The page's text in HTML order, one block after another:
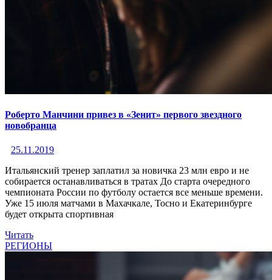
Роберто Манчини привез в «Зенит» первого звездного
новобранца
25.11.2019
Итальянский тренер заплатил за новичка 23 млн евро и не
собирается останавливаться в тратах До старта очередного
чемпионата России по футболу остается все меньше времени.
Уже 15 июля матчами в Махачкале, Тосно и Екатеринбурге
будет открыта спортивная
Читать
РЕГИОНЫ